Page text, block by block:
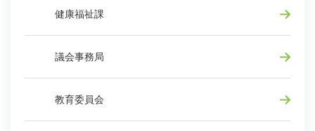
健康福祉課
議会事務局
教育委員会